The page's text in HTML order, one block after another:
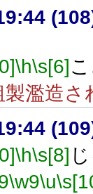
\h\s[6]
製濫造さ
\h\s[8]
\w9\u